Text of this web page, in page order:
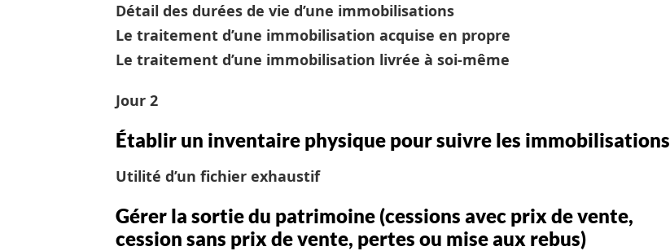
Détail des durées de vie d’une immobilisations
Le traitement d’une immobilisation acquise en propre
Le traitement d’une immobilisation livrée à soi-même
Jour 2
Établir un inventaire physique pour suivre les immobilisations
Utilité d’un fichier exhaustif
Gérer la sortie du patrimoine (cessions avec prix de vente,
cession sans prix de vente, pertes ou mise aux rebus)